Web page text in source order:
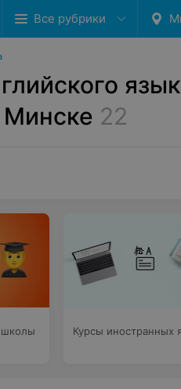
Все рубрики
Минске 22
Курсы иностранных